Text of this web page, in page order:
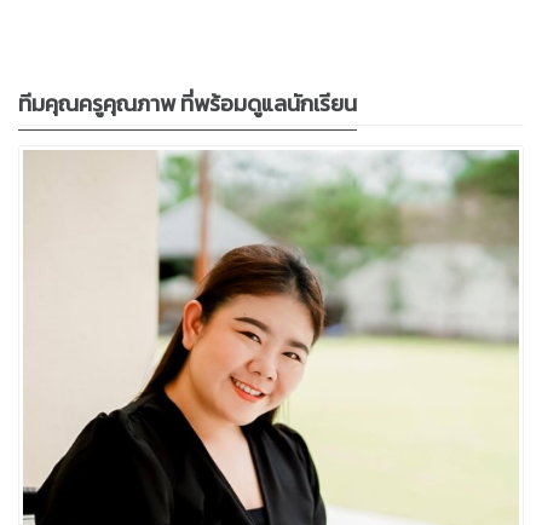
ทีมคุณครูคุณภาพที่พร้อมดูแลนักเรียน